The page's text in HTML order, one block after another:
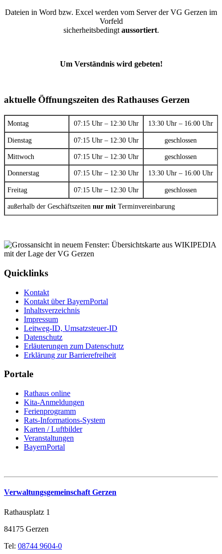
Dateien in Word bzw. Excel werden vom Server der VG Gerzen im
Vorfeld
sicherheitsbedingt aussortiert.
Um Verständnis wird gebeten!
aktuelle Öffnungszeiten des Rathauses Gerzen
Montag 07:15 Uhr – 12:30 Uhr 13:30 Uhr – 16:00 Uhr
Dienstag 07:15 Uhr – 12:30 Uhr geschlossen
Mittwoch 07:15 Uhr – 12:30 Uhr geschlossen
Donnerstag 07:15 Uhr – 12:30 Uhr 13:30 Uhr – 16:00 Uhr
Freitag 07:15 Uhr – 12:30 Uhr geschlossen
außerhalb der Geschäftszeiten nur mit Terminvereinbarung
Quicklinks
Kontakt
Kontakt über BayernPortal
Inhaltsverzeichnis
Impressum
Leitweg-ID, Umsatzsteuer-ID
Datenschutz
Erläuterungen zum Datenschutz
Erklärung zur Barrierefreiheit
Portale
Rathaus online
Kita-Anmeldungen
Ferienprogramm
Rats-Informations-System
Karten / Luftbilder
Veranstaltungen
BayernPortal
Verwaltungsgemeinschaft Gerzen
Rathausplatz 1
84175 Gerzen
Tel: 08744 9604-0